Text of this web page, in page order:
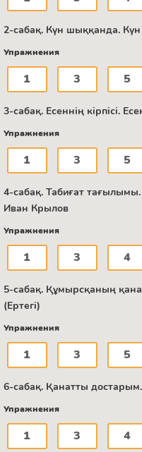
2-сабақ. Күн шыққанда.
Упражнения
1 3 5
3-сабақ. Есеннің кірпісі.
Упражнения
1 3 5
4-сабақ. Табиғат
Иван Крылов
Упражнения
1 3 4
5-сабақ. Құмырсқаның
(Ертегі)
Упражнения
1 3 5
6-сабақ. Қанатты
Упражнения
1 3 4